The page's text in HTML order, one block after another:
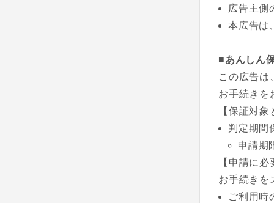
広告主側
本広告は
■あんしん
この広告は
お手続きを
【保証対
判定期間
申請期
【申請に
お手続きを
ご利用時